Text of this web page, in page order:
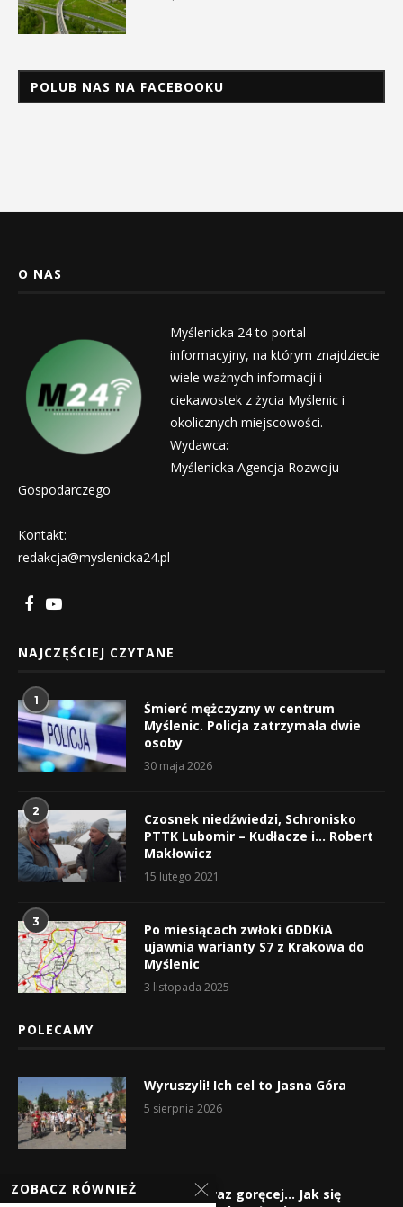
POLUB NAS NA FACEBOOKU
O NAS
Myślenicka 24 to portal
informacyjny, na którym znajdziecie
wiele ważnych informacji i
ciekawostek z życia Myślenic i
okolicznych miejscowości.
Wydawca:
Myślenicka Agencja Rozwoju
Gospodarczego
Kontakt:
redakcja@myslenicka24.pl
NAJCZĘŚCIEJ CZYTANE
1
Śmierć mężczyzny w centrum
Myślenic. Policja zatrzymała dwie
osoby
30 maja 2026
2
Czosnek niedźwiedzi, Schronisko
PTTK Lubomir – Kudłacze i… Robert
Makłowicz
15 lutego 2021
3
Po miesiącach zwłoki GDDKiA
ujawnia warianty S7 z Krakowa do
Myślenic
3 listopada 2025
POLECAMY
Wyruszyli! Ich cel to Jasna Góra
5 sierpnia 2026
Gorąco, coraz goręcej… Jak się
ZOBACZ RÓWNIEŻ